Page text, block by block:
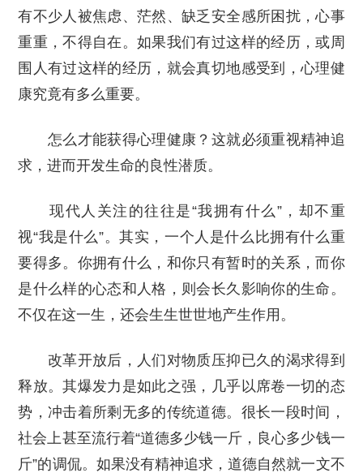
有不少人被焦虑、茫然、缺乏安全感所困扰，心事
重重，不得自在。如果我们有过这样的经历，或周
围人有过这样的经历，就会真切地感受到，心理健
康究竟有多么重要。
怎么才能获得心理健康？这就必须重视精神追
求，进而开发生命的良性潜质。
现代人关注的往往是“我拥有什么”，却不重
视“我是什么”。其实，一个人是什么比拥有什么重
要得多。你拥有什么，和你只有暂时的关系，而你
是什么样的心态和人格，则会长久影响你的生命。
不仅在这一生，还会生生世世地产生作用。
改革开放后，人们对物质压抑已久的渴求得到
释放。其爆发力是如此之强，几乎以席卷一切的态
势，冲击着所剩无多的传统道德。很长一段时间，
社会上甚至流行着“道德多少钱一斤，良心多少钱一
斤”的调侃。如果没有精神追求，道德自然就一文不